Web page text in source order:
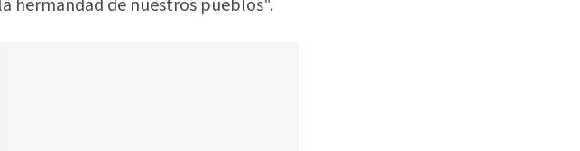
hermandad de nuestros pueblos".